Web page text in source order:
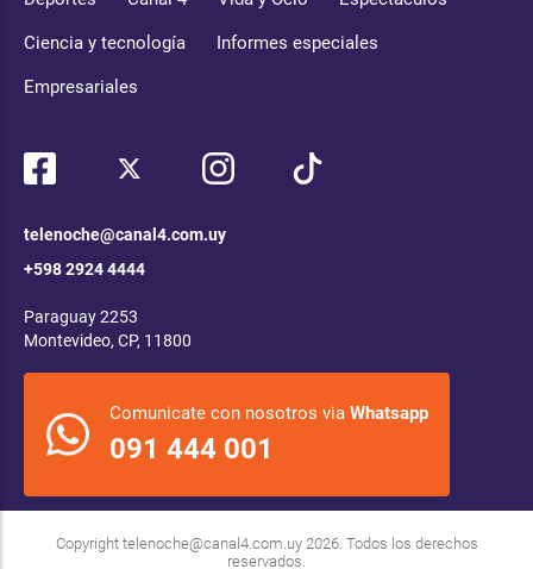
Ciencia y tecnología Informes especiales
Empresariales
telenoche@canal4.com.uy
+598 2924 4444
Paraguay 2253
Montevideo, CP, 11800
Comunicate con nosotros via Whatsapp
091 444 001
Copyright telenoche@canal4.com.uy2026. Todos los derechos
reservados.